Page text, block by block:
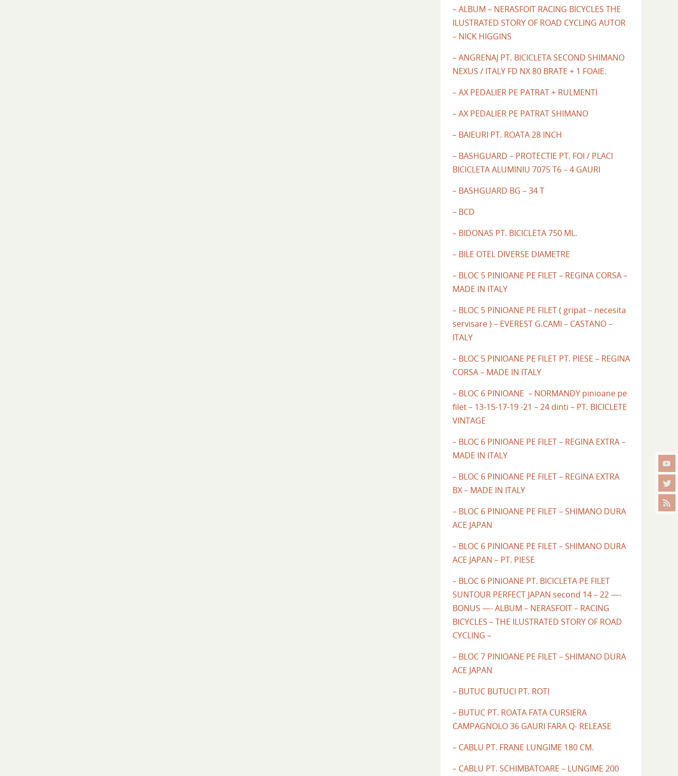
– ALBUM – NERASFOIT RACING BICYCLES THE
ILUSTRATED STORY OF ROAD CYCLING AUTOR
– NICK HIGGINS
– ANGRENAJ PT. BICICLETA SECOND SHIMANO
NEXUS / ITALY FD NX 80 BRATE + 1 FOAIE.
– AX PEDALIER PE PATRAT + RULMENTI
– AX PEDALIER PE PATRAT SHIMANO
– BAIEURI PT. ROATA 28 INCH
– BASHGUARD – PROTECTIE PT. FOI / PLACI
BICICLETA ALUMINIU 7075 T6 – 4 GAURI
– BASHGUARD BG – 34 T
– BCD
– BIDONAS PT. BICICLETA 750 ML.
– BILE OTEL DIVERSE DIAMETRE
– BLOC 5 PINIOANE PE FILET – REGINA CORSA –
MADE IN ITALY
– BLOC 5 PINIOANE PE FILET ( gripat – necesita
servisare ) – EVEREST G.CAMI – CASTANO –
ITALY
– BLOC 5 PINIOANE PE FILET PT. PIESE – REGINA
CORSA – MADE IN ITALY
– BLOC 6 PINIOANE – NORMANDY pinioane pe
filet – 13-15-17-19 -21 – 24 dinti – PT. BICICLETE
VINTAGE
– BLOC 6 PINIOANE PE FILET – REGINA EXTRA –
MADE IN ITALY
– BLOC 6 PINIOANE PE FILET – REGINA EXTRA
BX – MADE IN ITALY
– BLOC 6 PINIOANE PE FILET – SHIMANO DURA
ACE JAPAN
– BLOC 6 PINIOANE PE FILET – SHIMANO DURA
ACE JAPAN – PT. PIESE
– BLOC 6 PINIOANE PT. BICICLETA PE FILET
SUNTOUR PERFECT JAPAN second 14 – 22 —-
BONUS —- ALBUM – NERASFOIT – RACING
BICYCLES – THE ILUSTRATED STORY OF ROAD
CYCLING –
– BLOC 7 PINIOANE PE FILET – SHIMANO DURA
ACE JAPAN
– BUTUC BUTUCI PT. ROTI
– BUTUC PT. ROATA FATA CURSIERA
CAMPAGNOLO 36 GAURI FARA Q- RELEASE
– CABLU PT. FRANE LUNGIME 180 CM.
– CABLU PT. SCHIMBATOARE – LUNGIME 200